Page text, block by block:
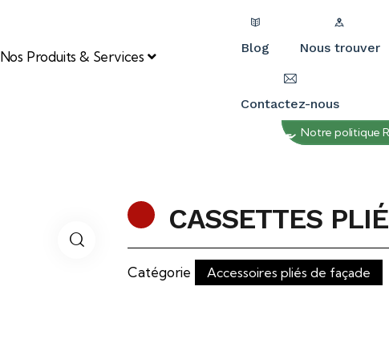
Nos Produits & Services Blog Nous trouver
Contactez-nous
Notre politique
CASSETTES
Catégorie Accessoires pliés de façade